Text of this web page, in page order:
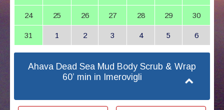
24 25 26 27 28 29 30
31 1 2 3 4 5 6
Ahava Dead Sea Mud Body Scrub & Wrap
60’ min in Imerovigli